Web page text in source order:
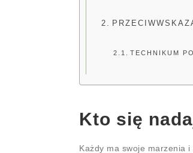
TECHNIKUM
Kto się
Każdy ma swoje marzenia